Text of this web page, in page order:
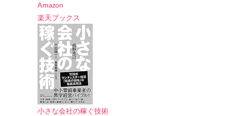
Amazon
楽天ブックス
小さな会社の稼ぐ技術